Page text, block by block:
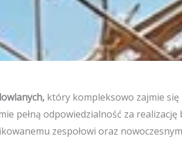
który kompleksowo zajmie się
pełną odpowiedzialność za
zespołowi oraz